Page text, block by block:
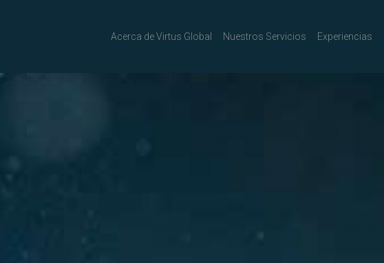
Acerca de Virtus Global Nuestros Servicios Experiencias